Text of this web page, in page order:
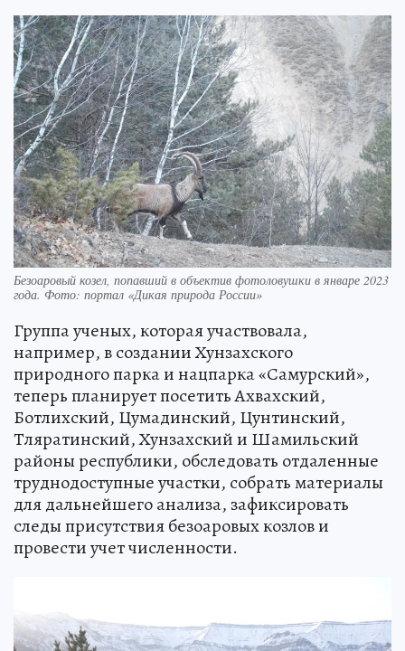
Безоаровый козел, попавший в объектив фотоловушки в январе 2023
года. Фото: портал «Дикая природа России»
Группа ученых, которая участвовала,
например, в создании Хунзахского
природного парка и нацпарка «Самурский»,
теперь планирует посетить Ахвахский,
Ботлихский, Цумадинский, Цунтинский,
Тляратинский, Хунзахский и Шамильский
районы республики, обследовать отдаленные
труднодоступные участки, собрать материалы
для дальнейшего анализа, зафиксировать
следы присутствия безоаровых козлов и
провести учет численности.